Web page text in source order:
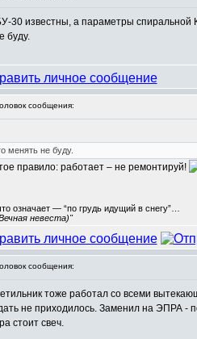
30 известны, а параметры спиральной
буду.
сообщения:
менять не буду.
правило: работает – не ремонтируй!
означает — “по грудь идущий в снегу”…
невеста)"
сообщения:
тоже работал со всеми
не приходилось. Заменил на ЭПРА -
стоит свеч.